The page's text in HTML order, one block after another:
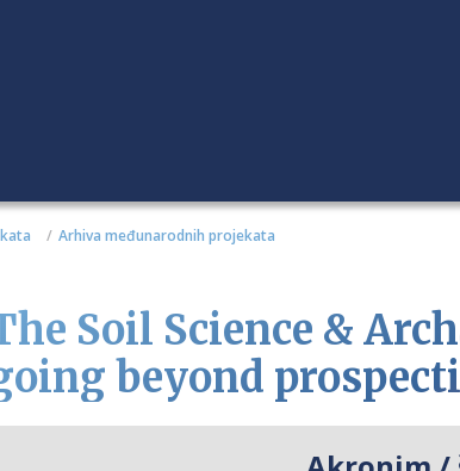
Arhiva međunarodnih projekata
Soil Science &
beyond